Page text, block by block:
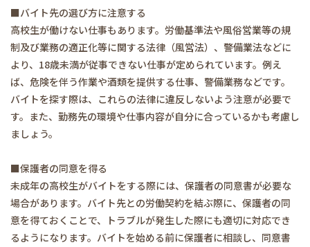
■バイト先の選び方に注意する
高校生が働けない仕事もあります。労働基準法や風俗営業等の規
制及び業務の適正化等に関する法律（風営法）、警備業法などに
より、18歳未満が従事できない仕事が定められています。例え
ば、危険を伴う作業や酒類を提供する仕事、警備業務などです。
バイトを探す際は、これらの法律に違反しないよう注意が必要で
す。また、勤務先の環境や仕事内容が自分に合っているかも考慮し
ましょう。
■保護者の同意を得る
未成年の高校生がバイトをする際には、保護者の同意書が必要な
場合があります。バイト先との労働契約を結ぶ際に、保護者の同
意を得ておくことで、トラブルが発生した際にも適切に対応でき
るようになります。バイトを始める前に保護者に相談し、同意書